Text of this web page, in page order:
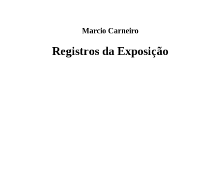
Marcio Carneiro
Registros da Exposição